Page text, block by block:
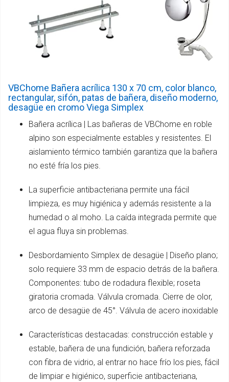
VBChome Bañera acrílica 130 x 70 cm, color blanco,
rectangular, sifón, patas de bañera, diseño moderno,
desagüe en cromo Viega Simplex
Bañera acrílica | Las bañeras de VBChome en roble
alpino son especialmente estables y resistentes. El
aislamiento térmico también garantiza que la bañera
no esté fría los pies.
La superficie antibacteriana permite una fácil
limpieza, es muy higiénica y además resistente a la
humedad o al moho. La caída integrada permite que
el agua fluya sin problemas.
Desbordamiento Simplex de desagüe | Diseño plano;
solo requiere 33 mm de espacio detrás de la bañera.
Componentes: tubo de rodadura flexible; roseta
giratoria cromada. Válvula cromada. Cierre de olor,
arco de desagüe de 45°. Válvula de acero inoxidable
Características destacadas: construcción estable y
estable, bañera de una fundición, bañera reforzada
con fibra de vidrio, al entrar no hace frío los pies, fácil
de limpiar e higiénico, superficie antibacteriana,